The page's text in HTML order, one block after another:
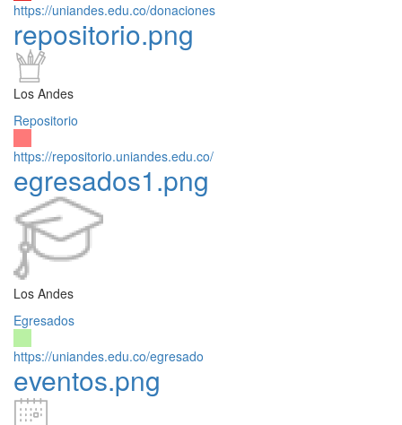
https://uniandes.edu.co/donaciones
repositorio.png
Los Andes
Repositorio
https://repositorio.uniandes.edu.co/
egresados1.png
Los Andes
Egresados
https://uniandes.edu.co/egresado
eventos.png